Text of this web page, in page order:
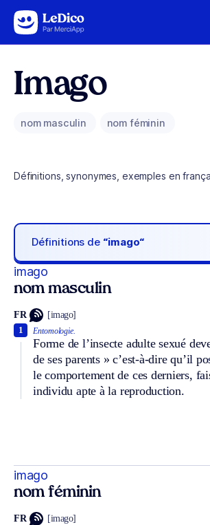
Aller au contenu
Imago
nom masculin nom féminin
Définitions, synonymes, exemples en
Définitions de “imago“
imago
nom masculin
FR [imago]
Entomologie.
Forme de l’insecte adulte sexué
de ses parents » c’est-à-dire qu’il
le comportement de ces derniers,
individu apte à la reproduction.
1
imago
nom féminin
FR [imago]